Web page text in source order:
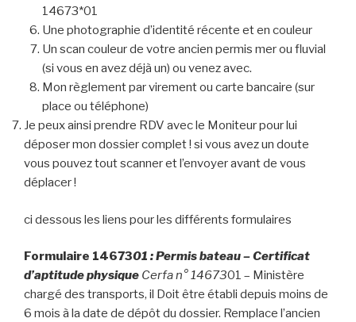
14673*01
Une photographie d’identité récente et en couleur
Un scan couleur de votre ancien permis mer ou fluvial
(si vous en avez déjà un) ou venez avec.
Mon règlement par virement ou carte bancaire (sur
place ou téléphone)
Je peux ainsi prendre RDV avec le Moniteur pour lui
déposer mon dossier complet ! si vous avez un doute
vous pouvez tout scanner et l’envoyer avant de vous
déplacer !
ci dessous les liens pour les différents formulaires
Formulaire 1467301 : Permis bateau – Certificat
d’aptitude physique Cerfa n° 1467301 – Ministère
chargé des transports, il Doit être établi depuis moins de
6 mois à la date de dépôt du dossier. Remplace l’ancien